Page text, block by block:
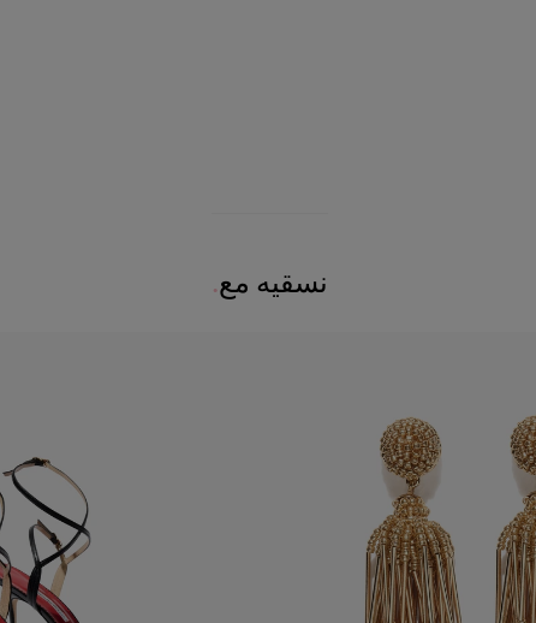
نسقيه مع